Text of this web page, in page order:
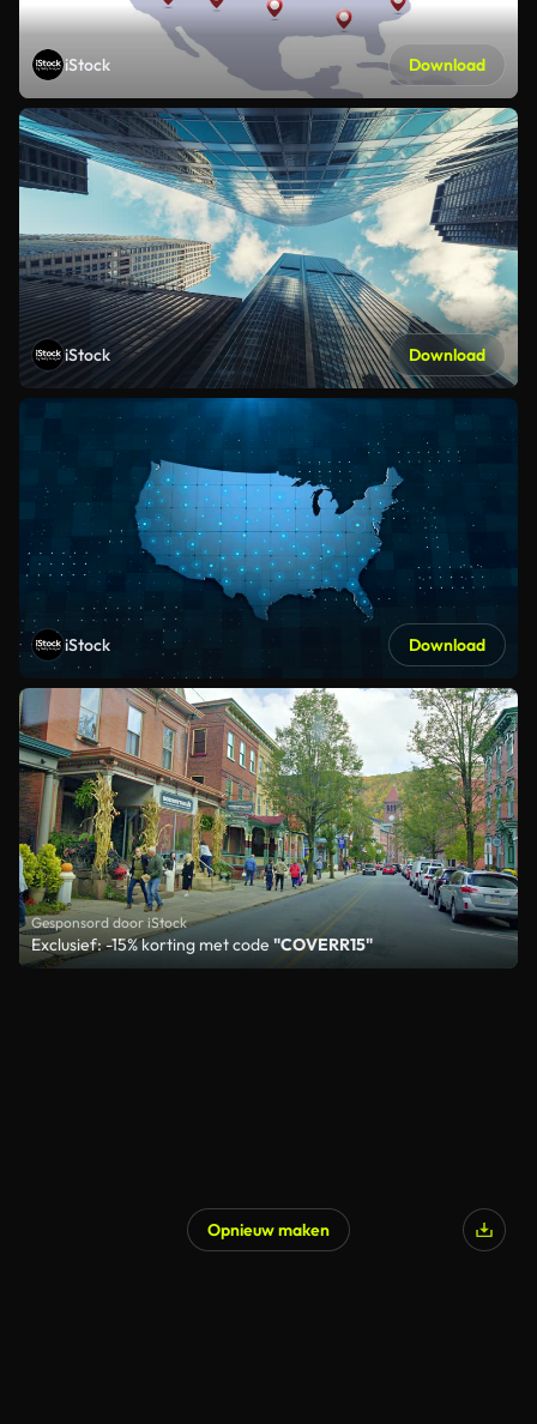
iStock Download
iStock Download
iStock Download
Gesponsord door iStock
Exclusief: -15% korting met code "COVERR15"
Opnieuw maken